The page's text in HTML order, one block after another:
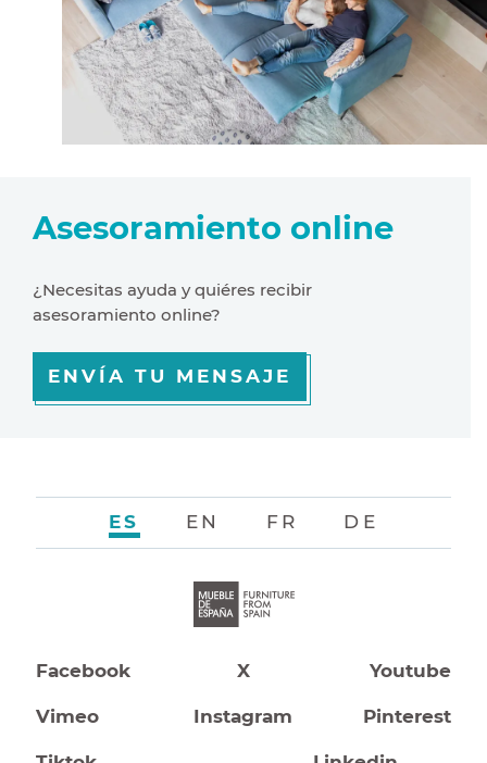
Asesoramiento online
¿Necesitas ayuda y quiéres recibir
asesoramiento online?
ENVÍA TU MENSAJE
Facebook X Youtube
Vimeo Instagram Pinterest
ES EN FR DE